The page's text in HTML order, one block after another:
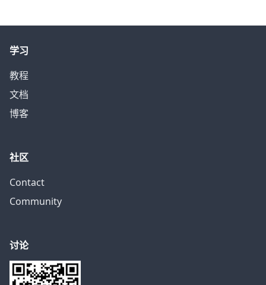
学习
教程
文档
博客
社区
Contact
Community
讨论